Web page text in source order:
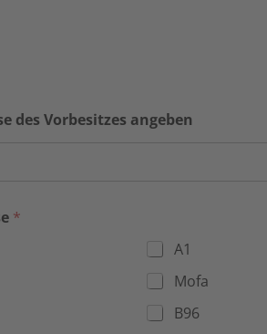
des Vorbesitzes angeben
*
A1
Mofa
B96